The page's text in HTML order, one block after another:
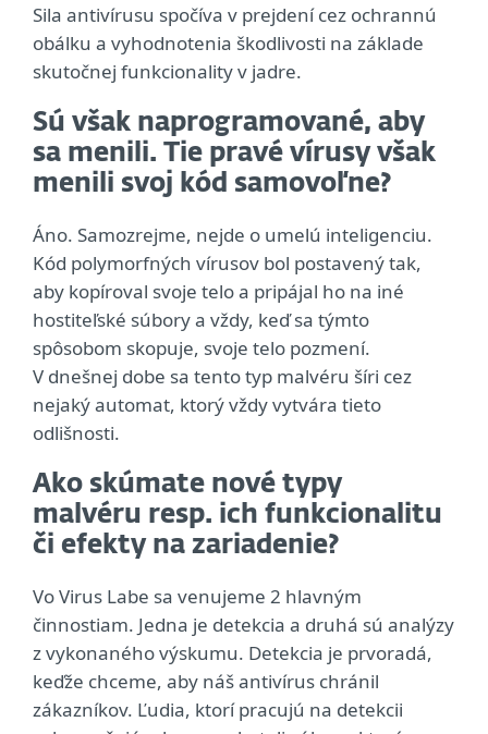
Sila antivírusu spočíva v prejdení cez ochrannú
obálku a vyhodnotenia škodlivosti na základe
skutočnej funkcionality v jadre.
Sú však naprogramované, aby
sa menili. Tie pravé vírusy však
menili svoj kód samovoľne?
Áno. Samozrejme, nejde o umelú inteligenciu.
Kód polymorfných vírusov bol postavený tak,
aby kopíroval svoje telo a pripájal ho na iné
hostiteľské súbory a vždy, keď sa týmto
spôsobom skopuje, svoje telo pozmení.
V dnešnej dobe sa tento typ malvéru šíri cez
nejaký automat, ktorý vždy vytvára tieto
odlišnosti.
Ako skúmate nové typy
malvéru resp. ich funkcionalitu
či efekty na zariadenie?
Vo Virus Labe sa venujeme 2 hlavným
činnostiam. Jedna je detekcia a druhá sú analýzy
z vykonaného výskumu. Detekcia je prvoradá,
keďže chceme, aby náš antivírus chránil
zákazníkov. Ľudia, ktorí pracujú na detekcii